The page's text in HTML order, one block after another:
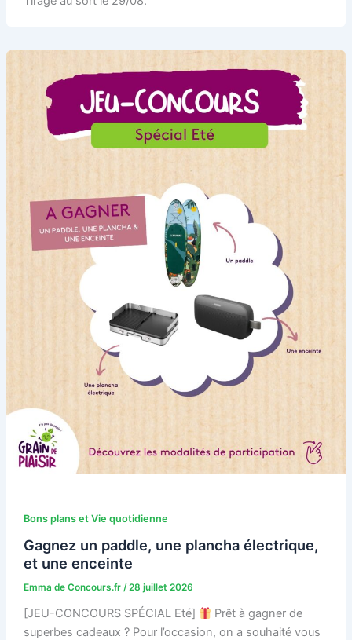
Bons plans et Vie quotidienne
Gagnez un paddle, une plancha électrique,
et une enceinte
Emma de Concours.fr /28 juillet 2026
[JEU-CONCOURS SPÉCIAL Eté]
Prêt à gagner de
superbes cadeaux ? Pour l’occasion, on a souhaité vous